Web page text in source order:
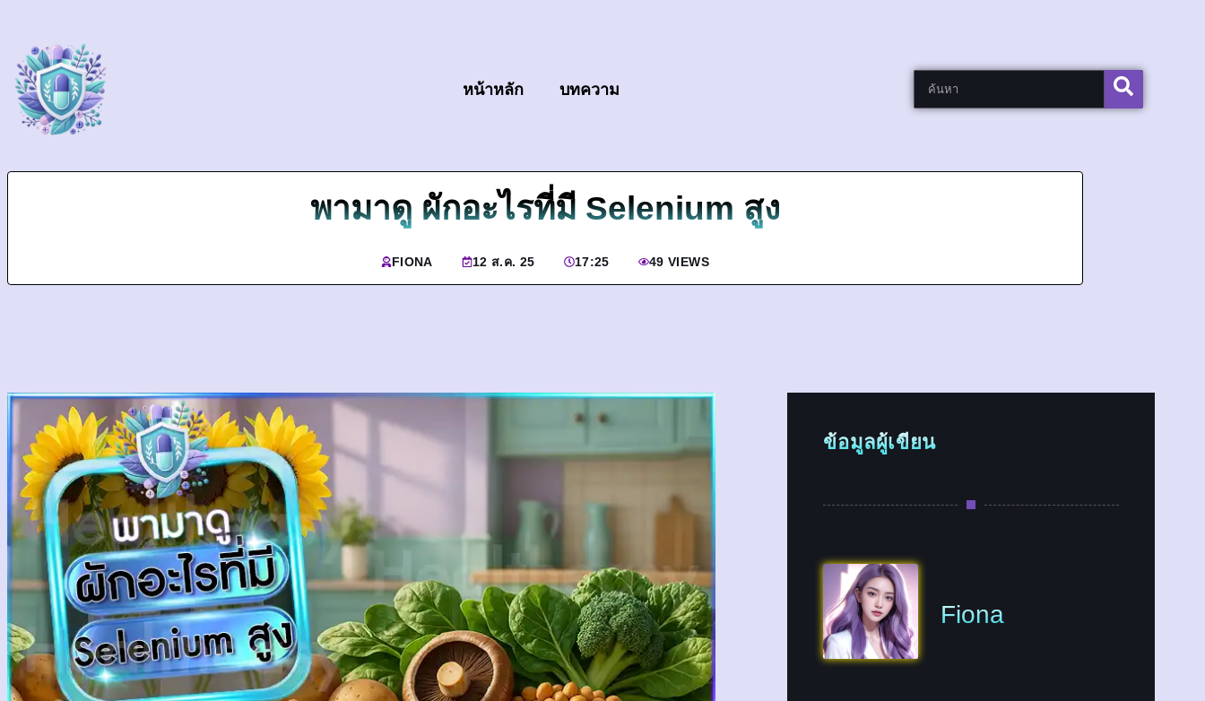
หน้าหลัก บทความ
พามาดู ผักอะไรที่มี Selenium สูง
FIONA 12 ส.ค. 25 17:25 49 VIEWS
ข้อมูลผู้เขียน
Fiona